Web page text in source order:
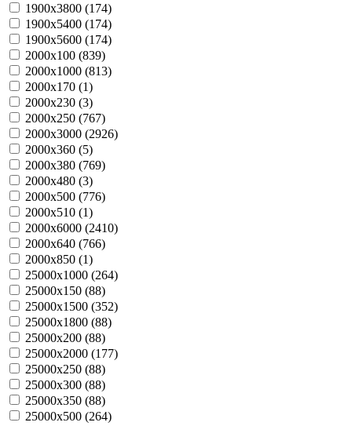
1900х3800 (174)
1900х5400 (174)
1900х5600 (174)
2000х100 (839)
2000х1000 (813)
2000х170 (1)
2000х230 (3)
2000х250 (767)
2000х3000 (2926)
2000х360 (5)
2000х380 (769)
2000х480 (3)
2000х500 (776)
2000х510 (1)
2000х6000 (2410)
2000х640 (766)
2000х850 (1)
25000х1000 (264)
25000х150 (88)
25000х1500 (352)
25000х1800 (88)
25000х200 (88)
25000х2000 (177)
25000х250 (88)
25000х300 (88)
25000х350 (88)
25000х500 (264)